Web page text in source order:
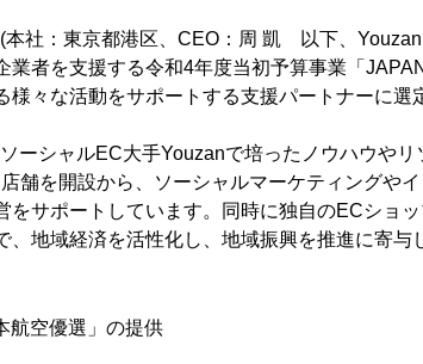
本社：東京都港区、CEO：周 凱 以下、
業者を支援する令和4年度当初予算事業「
様々な活動をサポートする支援パートナーに選
ーシャルEC大手Youzanで培ったノウハウや
舗を開設から、ソーシャルマーケティングや
をサポートしています。同時に独自のECショ
、地域経済を活性化し、地域振興を推進に寄与
航空優選」の提供